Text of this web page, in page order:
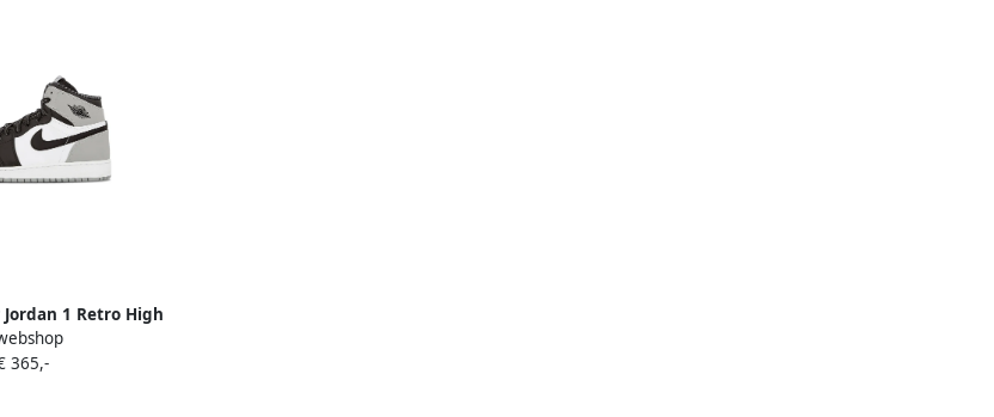
1 Retro High
Grijs
365,-